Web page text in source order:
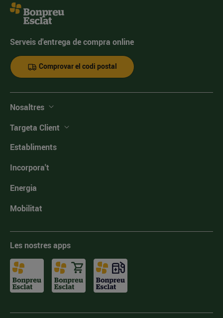
Serveis d'entrega de compra online
Comprovar el codi postal
Nosaltres
Targeta Client
Establiments
Incorpora't
Energia
Mobilitat
Les nostres apps